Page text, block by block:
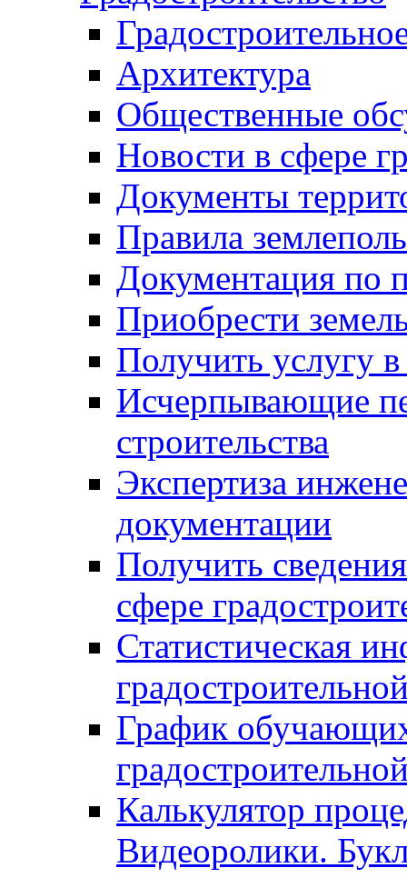
Архитектура
Общественные
Новости в сфере
Документы
Правила
Документация по
Приобрести
Получить услугу в
Исчерпывающие
строительства
Экспертиза
документации
Получить
сфере
Статистическая
График
Калькулятор
Видеоролики.